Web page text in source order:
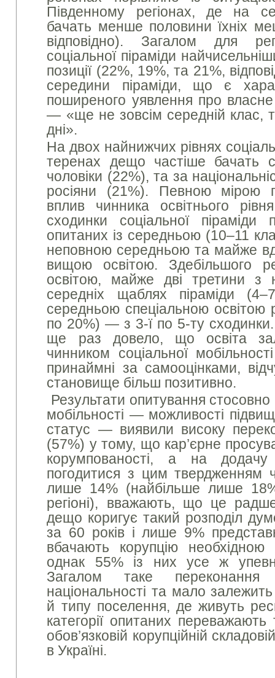
Південному регіонах, де на
бачать менше половини їхніх
відповідно). Загалом для
соціальної піраміди
позиції (22%, 19%, та 21%,
середини піраміди, що є
поширеного уявлення про
— «ще не зовсім середній клас,
дні».
На двох найнижчих рівнях
теренах дещо частіше бачать
чоловіки (22%), та за
росіяни (21%). Певною мірою
вплив чинника освітнього
сходинки соціальної
опитаних із середньою (10–11
неповною середньою та майже
вищою освітою. Здебільшого
освітою, майже дві третини з
середніх щаблях піраміди
середньою спеціальною освітою
по 20%) — з 3-ї по 5-ту
ще раз довело, що освіта
чинником соціальної
принаймні за самооцінками,
становище більш позитивно.
Результати опитування стосовно
мобільності — можливості
статус — виявили високу
(57%) у тому, що кар’єрне
корумпованості, а на
погодитися з цим твердженням
лише 14% (найбільше лише
регіоні), вважають, що це
дещо коригує такий розподіл
за 60 років і лише 9%
вбачають корупцію
однак 55% із них усе ж
Загалом таке
національності та мало залежить
й типу поселення, де живуть
категорії опитаних
обов’язковій корупційній
в Україні.